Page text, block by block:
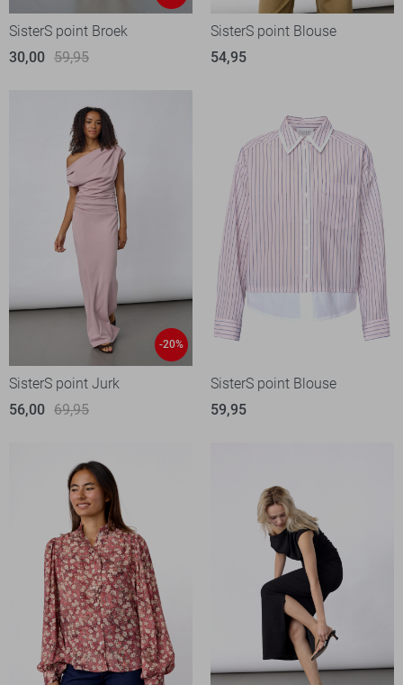
SisterS point Broek
30,00 59,95
SisterS point Blouse
54,95
-20%
SisterS point Jurk
56,00 69,95
SisterS point Blouse
59,95